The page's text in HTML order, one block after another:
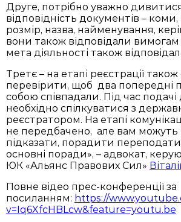
Друге, потрібно уважно
відповідність документів –
розмір, назва, найменування,
вони також відповідали вимогам
мета діяльності також
Третє – на етапі реєстрації також
перевірити, щоб два попередні
собою співпадали. Під час подачі
необхідно спілкуватися з
реєстратором. На етапі
не передбачено, але вам можуть
підказати, порадити
основні поради», – адвокат,
ЮК «Альянс Правових Сил»
Повне відео прес-конференції за
посиланням: https://
v=Iq6XfcHBLcw&feature=youtu.be